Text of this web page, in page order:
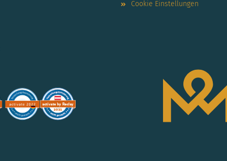
Cookie Einstellungen